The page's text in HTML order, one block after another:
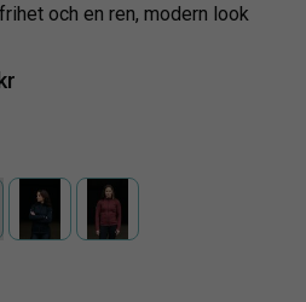
och en ren, modern look